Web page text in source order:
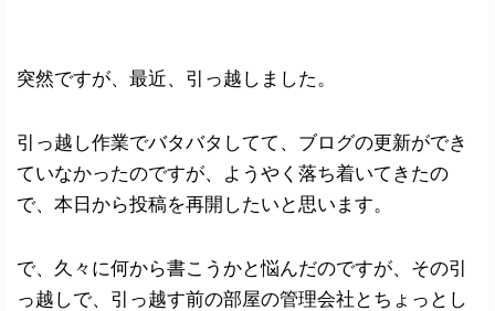
突然ですが、最近、引っ越しました。
引っ越し作業でバタバタしてて、ブログの更新ができ
ていなかったのですが、ようやく落ち着いてきたの
で、本日から投稿を再開したいと思います。
で、久々に何から書こうかと悩んだのですが、その引
っ越しで、引っ越す前の部屋の管理会社とちょっとし